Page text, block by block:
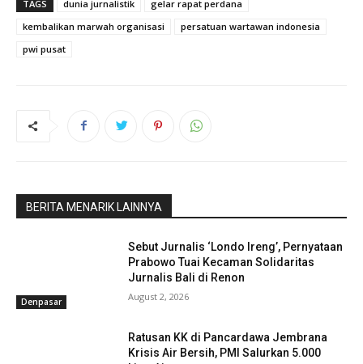
TAGS dunia jurnalistik
gelar rapat perdana
kembalikan marwah organisasi
persatuan wartawan indonesia
pwi pusat
BERITA MENARIK LAINNYA
Denpasar
Sebut Jurnalis ‘Londo Ireng’, Pernyataan
Prabowo Tuai Kecaman Solidaritas
Jurnalis Bali di Renon
August 2, 2026
Ratusan KK di Pancardawa Jembrana
Krisis Air Bersih, PMI Salurkan 5.000